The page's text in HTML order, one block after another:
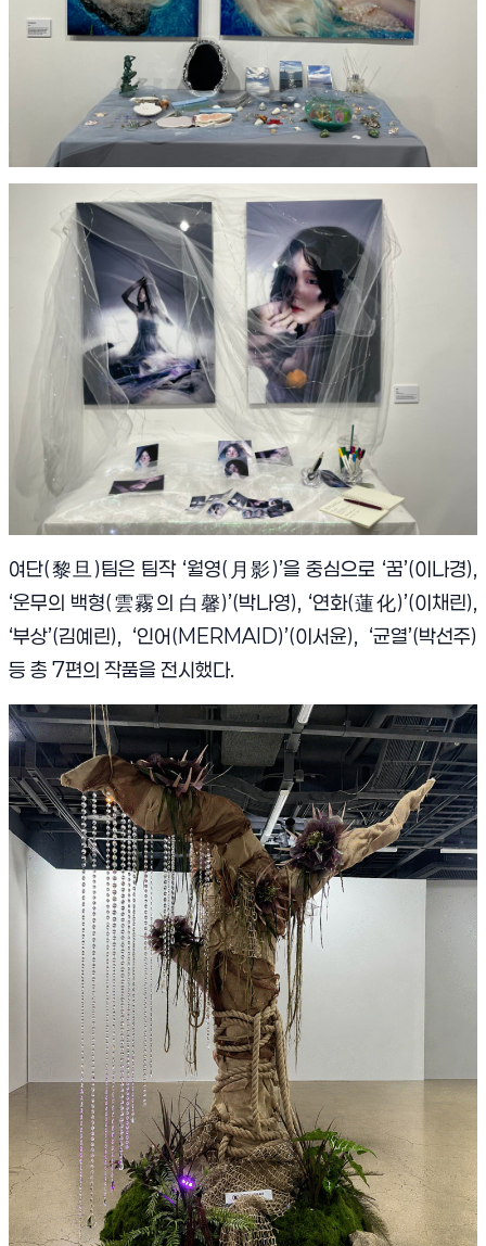
여단(黎旦)팀은 팀작 ‘월영(月影)’을 중심으로 ‘꿈’(이나경),
‘운무의 백형(雲霧의 白馨)’(박나영), ‘연화(蓮化)’(이채린),
‘부상’(김예린), ‘인어(MERMAID)’(이서윤), ‘균열’(박선주)
등 총 7편의 작품을 전시했다.